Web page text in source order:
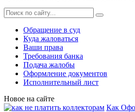
Обращение в суд
Куда жаловаться
Ваши права
Требования банка
Подача жалобы
Оформление документов
Исполнительный лист
Новое на сайте
Как